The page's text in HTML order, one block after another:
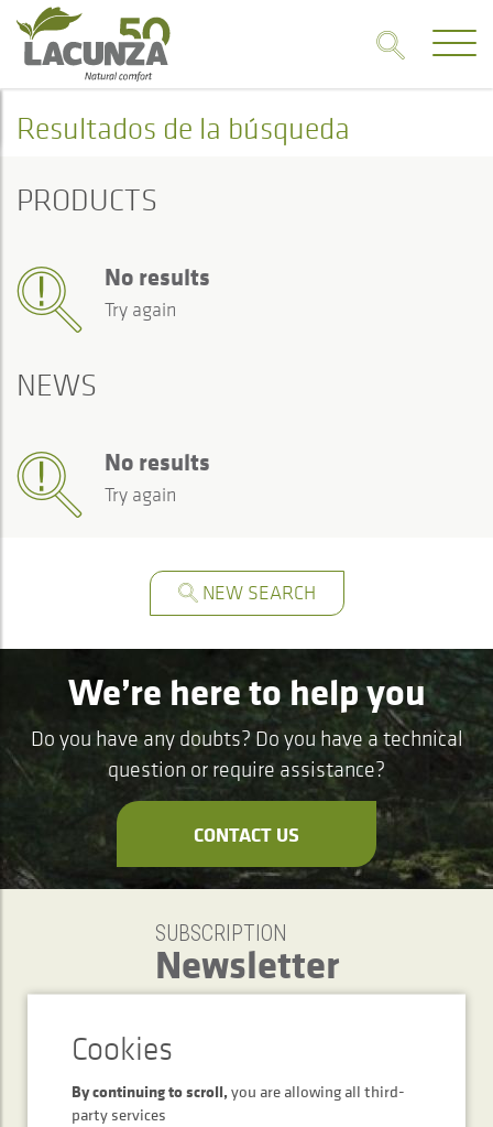
Resultados de la búsqueda
PRODUCTS
No results
Try again
NEWS
No results
Try again
NEW SEARCH
We’re here to help you
Do you have any doubts? Do you have a technical
question or require assistance?
CONTACT US
SUBSCRIPTION
Newsletter
By continuing to scroll,you are allowing all third-
party services